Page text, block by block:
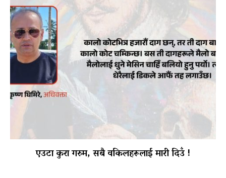
एउटा कुरा गरुम, सबै वकिलहरूलाई मारी दिउँ !